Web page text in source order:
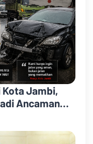
Jambi,
Ancaman
Miliki Solusi